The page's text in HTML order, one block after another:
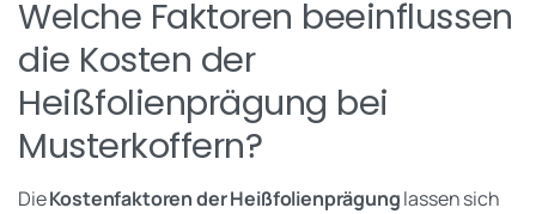
Welche Faktoren beeinflussen
die Kosten der
Heißfolienprägung bei
Musterkoffern?
DieKostenfaktoren der Heißfolienprägunglassen sich